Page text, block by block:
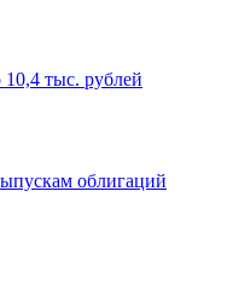
тыс. рублей
облигаций